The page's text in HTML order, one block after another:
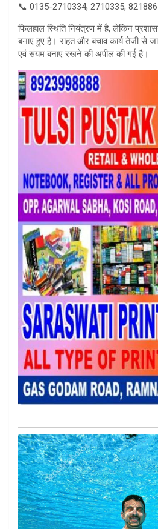
📞 0135-2710334, 2710335,
फिलहाल स्थिति नियंत्रण में है, लेकिन
बनाए हुए है। राहत और बचाव कार्य तेजी से
एवं संयम बनाए रखने की अपील की गई है।